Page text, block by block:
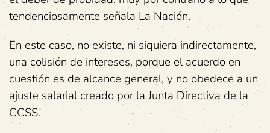
tendenciosamente señala La Nación.
En este caso, no existe, ni siquiera indirectamente,
una colisión de intereses, porque el acuerdo en
cuestión es de alcance general, y no obedece a un
ajuste salarial creado por la Junta Directiva de la
CCSS.